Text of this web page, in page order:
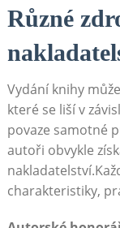
Různé
Vydání knihy
které se liší v
povaze samotné
autoři obvykle
charakteristiky,